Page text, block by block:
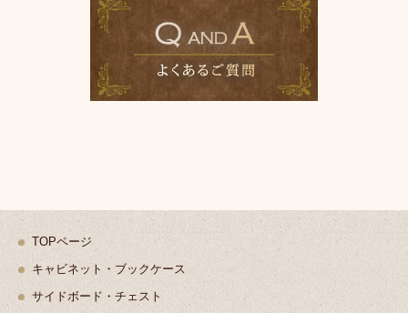
TOPページ
キャビネット・ブックケース
サイドボード・チェスト